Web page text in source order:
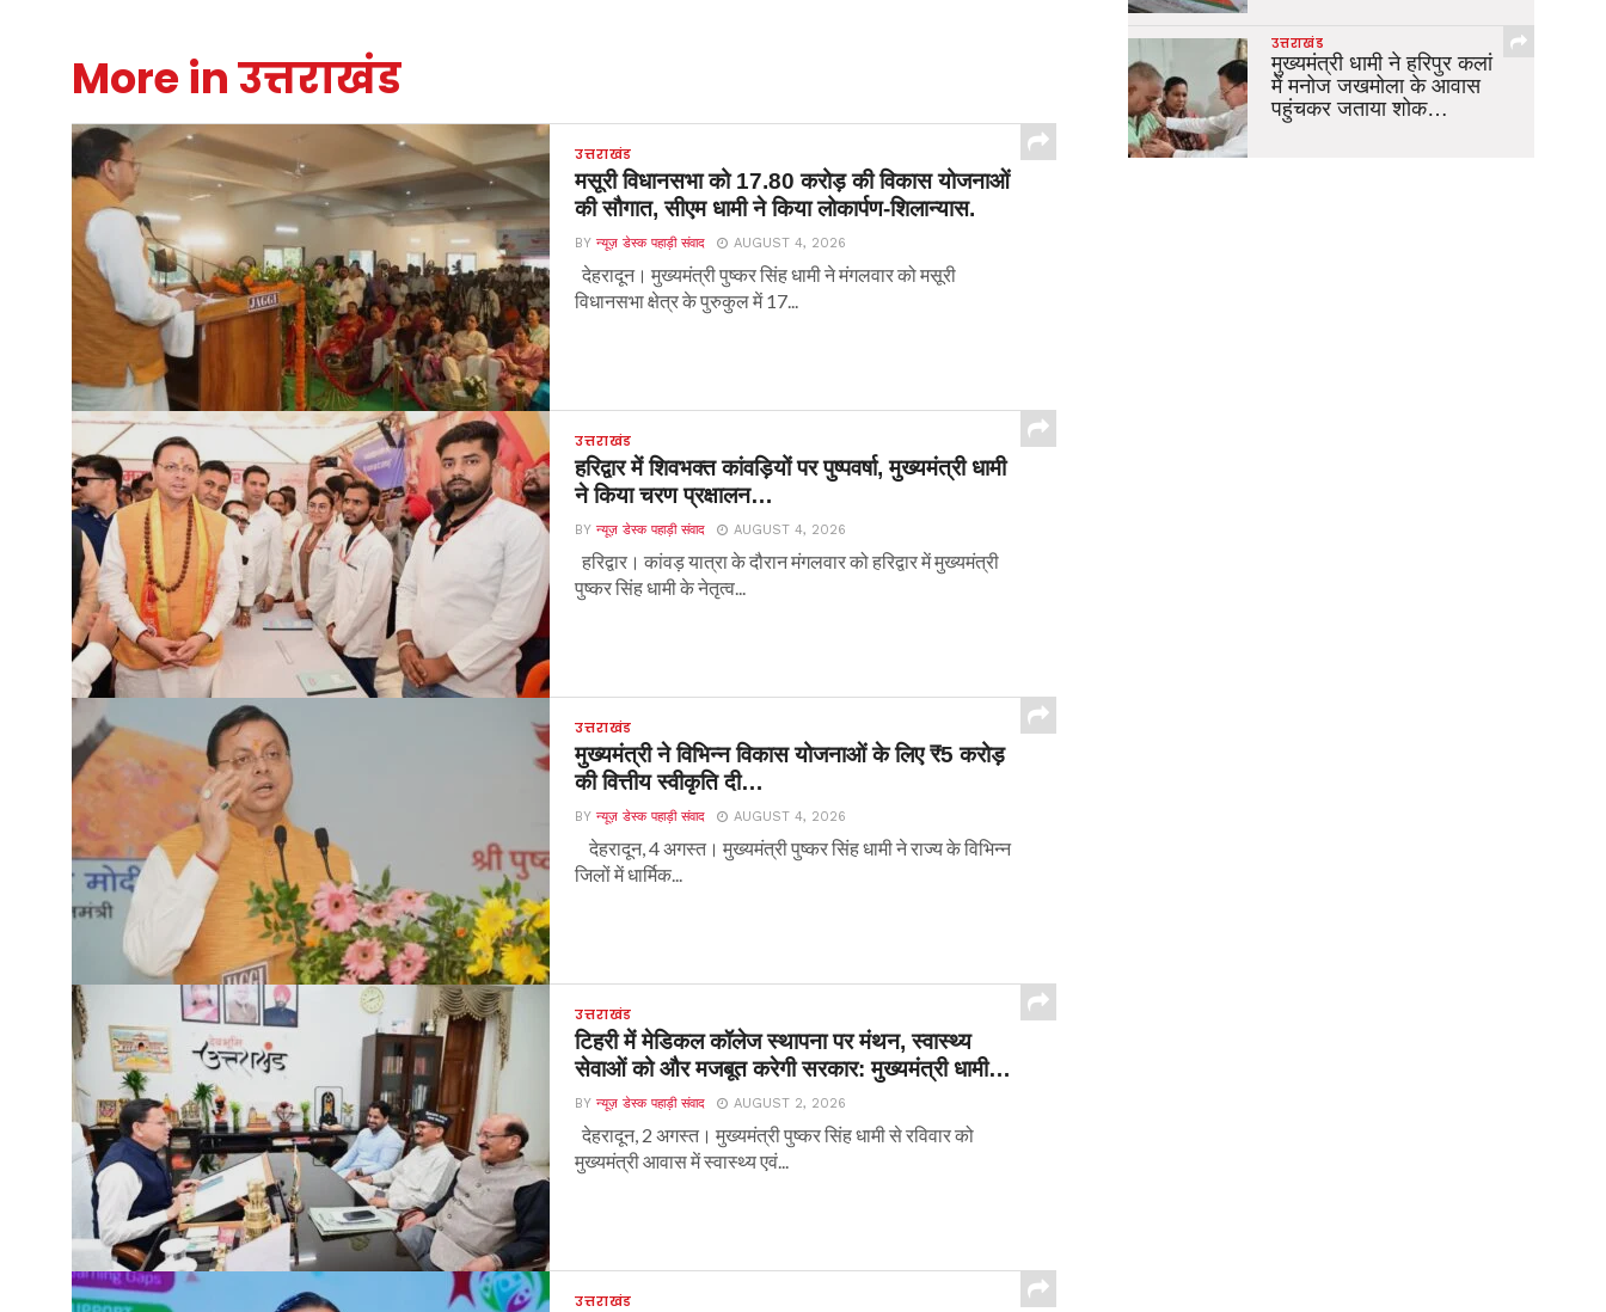
More in उत्तराखंड
उत्तराखंड
मसूरी विधानसभा को 17.80 करोड़ की विकास योजनाओं
की सौगात, सीएम धामी ने किया लोकार्पण-शिलान्यास.
BYन्यूज़ डेस्क पहाड़ी संवाद AUGUST 4, 2026
देहरादून। मुख्यमंत्री पुष्कर सिंह धामी ने मंगलवार को मसूरी
विधानसभा क्षेत्र के पुरुकुल में 17...
उत्तराखंड
हरिद्वार में शिवभक्त कांवड़ियों पर पुष्पवर्षा, मुख्यमंत्री धामी
ने किया चरण प्रक्षालन…
BYन्यूज़ डेस्क पहाड़ी संवाद AUGUST 4, 2026
हरिद्वार। कांवड़ यात्रा के दौरान मंगलवार को हरिद्वार में मुख्यमंत्री
पुष्कर सिंह धामी के नेतृत्व...
उत्तराखंड
मुख्यमंत्री ने विभिन्न विकास योजनाओं के लिए ₹5 करोड़
की वित्तीय स्वीकृति दी…
BYन्यूज़ डेस्क पहाड़ी संवाद AUGUST 4, 2026
देहरादून, 4 अगस्त। मुख्यमंत्री पुष्कर सिंह धामी ने राज्य के विभिन्न
जिलों में धार्मिक...
उत्तराखंड
टिहरी में मेडिकल कॉलेज स्थापना पर मंथन, स्वास्थ्य
सेवाओं को और मजबूत करेगी सरकार: मुख्यमंत्री धामी…
BYन्यूज़ डेस्क पहाड़ी संवाद AUGUST 2, 2026
देहरादून, 2 अगस्त। मुख्यमंत्री पुष्कर सिंह धामी से रविवार को
मुख्यमंत्री आवास में स्वास्थ्य एवं...
उत्तराखंड
उत्तराखंड
मुख्यमंत्री धामी ने हरिपुर कलां
में मनोज जखमोला के आवास
पहुंचकर जताया शोक…